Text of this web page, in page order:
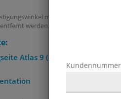
Kundennummer
montieren zu können,
werden.
Atlas 9 (Seite 576)